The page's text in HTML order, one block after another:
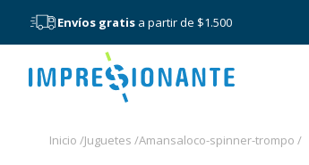
Envíos gratis a partir de $1.500
Menú
Inicio /Juguetes /Amansaloco-spinner-trompo /